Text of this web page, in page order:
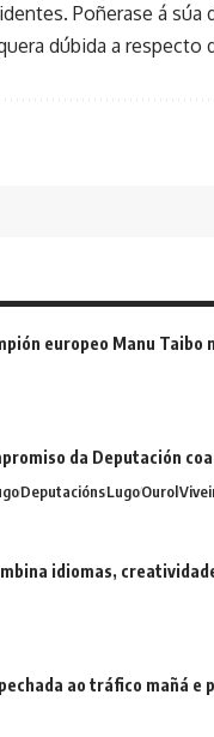
Poñerase á
dúbida a respecto
europeo Manu Taibo
da Deputación
DeputaciónsLugoOurol
idiomas,
ao tráfico mañá